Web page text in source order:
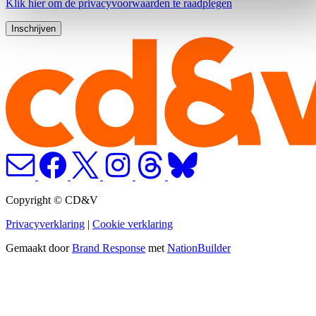
Klik hierom de privacyvoorwaarden te raadplegen
Copyright © CD&V
Privacyverklaring | Cookie verklaring
Gemaakt doorBrand Response met NationBuilder